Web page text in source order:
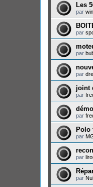
Les
par
par
par
par
joint
par
par
Polo
par
par
par